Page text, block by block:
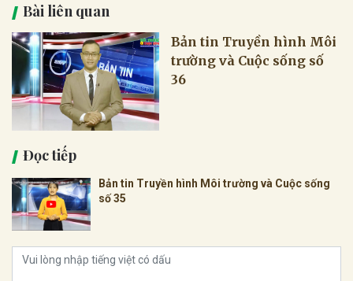
Bài liên quan
Bản tin Truyền hình Môi
trường và Cuộc sống số
36
Đọc tiếp
Bản tin Truyền hình Môi trường và Cuộc sống
số 35